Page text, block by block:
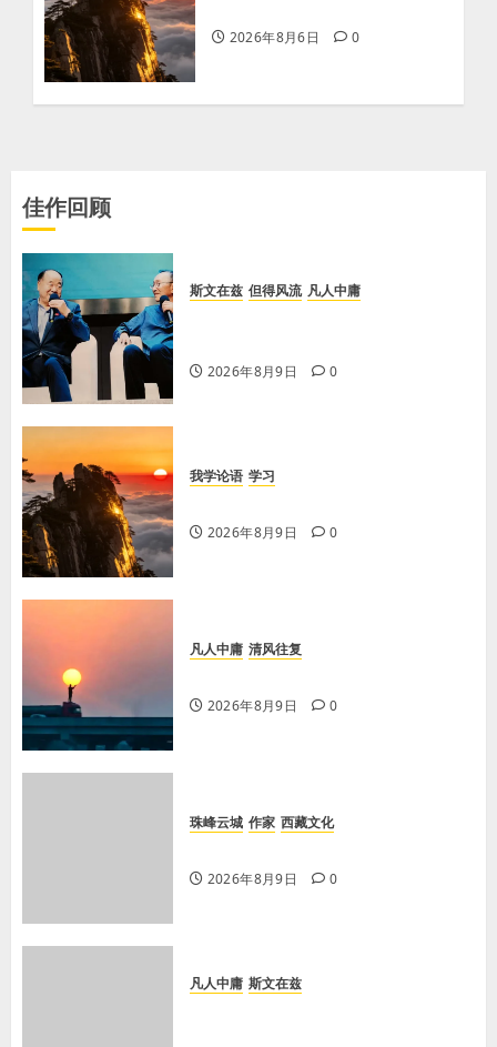
2026年8月6日 0
佳作回顾
斯文在兹 但得风流 凡人中庸
2026年8月9日 0
我学论语 学习
2026年8月9日 0
凡人中庸 清风往复
2026年8月9日 0
珠峰云城 作家 西藏文化
2026年8月9日 0
凡人中庸 斯文在兹